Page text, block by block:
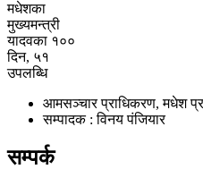
मधेशका
मुख्यमन्त्री
यादवका १००
दिन, ५१
उपलब्धि
आमसञ्चार प्राधिकरण, मधेश
सम्पादक : विनय पंजियार
सम्पर्क